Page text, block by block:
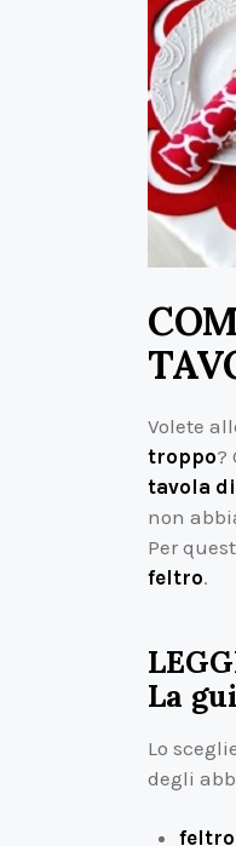
Volete
troppo?
tavola
non
Per
feltro.
La
Lo
degli